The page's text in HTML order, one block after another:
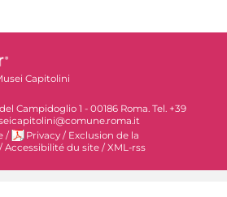
Capitolini
Campidoglio 1 - 00186 Roma. Tel. +39
/ Privacy / Exclusion de la
/Accessibilité du site /XML-rss